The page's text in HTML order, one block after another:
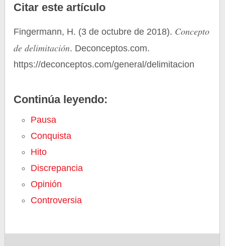
Citar este artículo
Fingermann, H. (3 de octubre de 2018). Concepto
de delimitación. Deconceptos.com.
https://deconceptos.com/general/delimitacion
Continúa leyendo:
Pausa
Conquista
Hito
Discrepancia
Opinión
Controversia